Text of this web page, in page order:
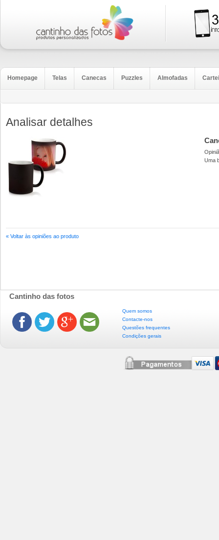
Homepage Telas Canecas Puzzles Almofadas
Analisar detalhes
Uma
« Voltar às opiniões ao produto
Cantinho das fotos
Quem somos
Contacte-nos
Questões frequentes
Condições gerais